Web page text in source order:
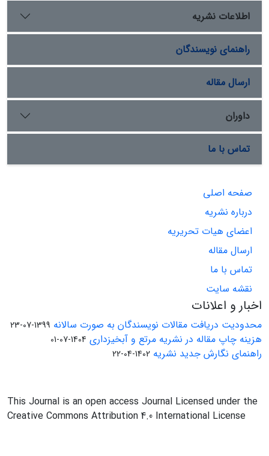
اطلاعات نشریه
راهنمای نویسندگان
ارسال مقاله
داوران
تماس با ما
صفحه اصلی
درباره نشریه
اعضای هیات تحریریه
ارسال مقاله
تماس با ما
نقشه سایت
اخبار و اعلانات
محدودیت دریافت مقالات نویسندگان به صورت سالانه 1399-07-23
هزینه چاپ مقاله در نشریه مرتع و آبخیزداری 1404-07-01
راهنمای نگارش جدید نشریه 1402-04-22
This Journal is an open access Journal Licensed under the
Creative Commons Attribution 4.0 International License